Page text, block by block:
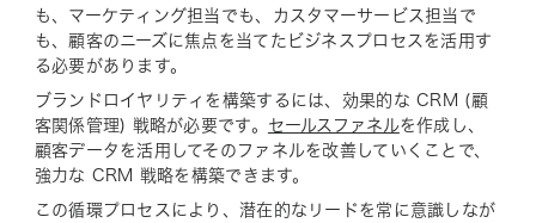
も、マーケティング担当でも、カスタマーサービス担当で
も、顧客のニーズに焦点を当てたビジネスプロセスを活用す
る必要があります。
ブランドロイヤリティを構築するには、効果的な CRM (顧
客関係管理) 戦略が必要です。 セールスファネルを作成し、
顧客データを活用してそのファネルを改善していくことで、
強力な CRM 戦略を構築できます。
この循環プロセスにより、潜在的なリードを常に意識しなが